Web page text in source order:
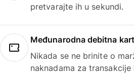
pretvarajte ih u sekundi.
Međunarodna debitna
Nikada se ne brinite o
naknadama za